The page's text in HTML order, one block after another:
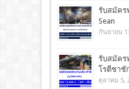
รับสมัคร
Sean
กันยายน
รับสมัคร
โรตีชาชั
ตุลาคม 5,